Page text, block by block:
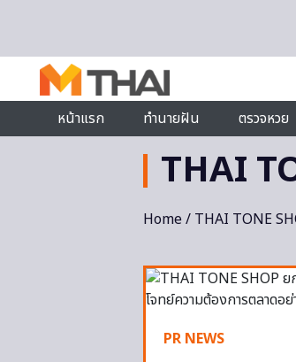
หน้าแรก
ทำนายฝัน ตรวจหวย
THAI
Home/ THAI TONE
PR NEWS